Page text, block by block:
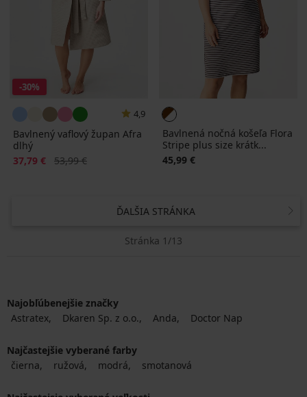
-30%
4,9
Bavlnený vaflový župan Afra
dlhý
Zľava
37,79 € Pôvodná cena
53,99 €
Bavlnená nočná košeľa Flora
Stripe plus size krátk...
45,99 €
ĎALŠIA STRÁNKA
Stránka 1/13
Najobľúbenejšie značky
Astratex
Dkaren Sp. z o.o. Anda Doctor Nap
Najčastejšie vyberané farby
čierna
ružová modrá smotanová